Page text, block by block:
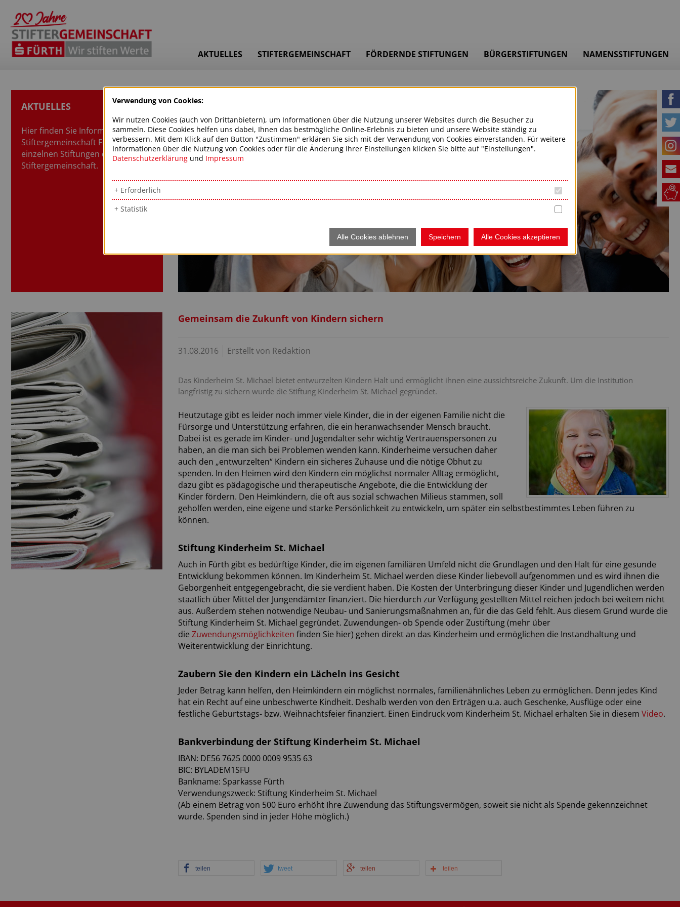
AKTUELLES STIFTERGEMEINSCHAFT FÖRDERNDE STIFTUNGEN BÜRGERSTIFTUNGEN NAMENSSTIFTUNGEN
AKTUELLES
Hier finden Sie Informationen zur
Stiftergemeinschaft Fürth und den
einzelnen Stiftungen der
Stiftergemeinschaft.
Gemeinsam die Zukunft von Kindern sichern
31.08.2016 Erstellt von Redaktion
Das Kinderheim St. Michael bietet entwurzelten Kindern Halt und ermöglicht ihnen eine aussichtsreiche Zukunft. Um die Institution
langfristig zu sichern wurde die Stiftung Kinderheim St. Michael gegründet.
Heutzutage gibt es leider noch immer viele Kinder, die in der eigenen Familie nicht die
Fürsorge und Unterstützung erfahren, die ein heranwachsender Mensch braucht.
Dabei ist es gerade im Kinder- und Jugendalter sehr wichtig Vertrauenspersonen zu
haben, an die man sich bei Problemen wenden kann. Kinderheime versuchen daher
auch den „entwurzelten“ Kindern ein sicheres Zuhause und die nötige Obhut zu
spenden. In den Heimen wird den Kindern ein möglichst normaler Alltag ermöglicht,
dazu gibt es pädagogische und therapeutische Angebote, die die Entwicklung der
Kinder fördern. Den Heimkindern, die oft aus sozial schwachen Milieus stammen, soll
geholfen werden, eine eigene und starke Persönlichkeit zu entwickeln, um später ein selbstbestimmtes Leben führen zu
können.
Stiftung Kinderheim St. Michael
Auch in Fürth gibt es bedürftige Kinder, die im eigenen familiären Umfeld nicht die Grundlagen und den Halt für eine gesunde
Entwicklung bekommen können. Im Kinderheim St. Michael werden diese Kinder liebevoll aufgenommen und es wird ihnen die
Geborgenheit entgegengebracht, die sie verdient haben. Die Kosten der Unterbringung dieser Kinder und Jugendlichen werden
staatlich über Mittel der Jungendämter finanziert. Die hierdurch zur Verfügung gestellten Mittel reichen jedoch bei weitem nicht
aus. Außerdem stehen notwendige Neubau- und Sanierungsmaßnahmen an, für die das Geld fehlt. Aus diesem Grund wurde die
Stiftung Kinderheim St. Michael gegründet. Zuwendungen- ob Spende oder Zustiftung (mehr über
die Zuwendungsmöglichkeiten finden Sie hier) gehen direkt an das Kinderheim und ermöglichen die Instandhaltung und
Weiterentwicklung der Einrichtung.
Zaubern Sie den Kindern ein Lächeln ins Gesicht
Jeder Betrag kann helfen, den Heimkindern ein möglichst normales, familienähnliches Leben zu ermöglichen. Denn jedes Kind
hat ein Recht auf eine unbeschwerte Kindheit. Deshalb werden von den Erträgen u.a. auch Geschenke, Ausflüge oder eine
festliche Geburtstags- bzw. Weihnachtsfeier finanziert. Einen Eindruck vom Kinderheim St. Michael erhalten Sie in diesem Video.
Bankverbindung der Stiftung Kinderheim St. Michael
IBAN: DE56 7625 0000 0009 9535 63
BIC: BYLADEM1SFU
Bankname: Sparkasse Fürth
Verwendungszweck: Stiftung Kinderheim St. Michael
(Ab einem Betrag von 500 Euro erhöht Ihre Zuwendung das Stiftungsvermögen, soweit sie nicht als Spende gekennzeichnet
wurde. Spenden sind in jeder Höhe möglich.)
teilen tweet teilen teilen
Verwendung von Cookies:
Wir nutzen Cookies (auch von Drittanbietern), um Informationen über die Nutzung unserer Websites durch die Besucher zu
sammeln. Diese Cookies helfen uns dabei, Ihnen das bestmögliche Online-Erlebnis zu bieten und unsere Website ständig zu
verbessern. Mit dem Klick auf den Button "Zustimmen" erklären Sie sich mit der Verwendung von Cookies einverstanden. Für weitere
Informationen über die Nutzung von Cookies oder für die Änderung Ihrer Einstellungen klicken Sie bitte auf "Einstellungen".
Datenschutzerklärung und Impressum
Erforderlich
Statistik
Alle Cookies ablehnen Speichern Alle Cookies akzeptieren